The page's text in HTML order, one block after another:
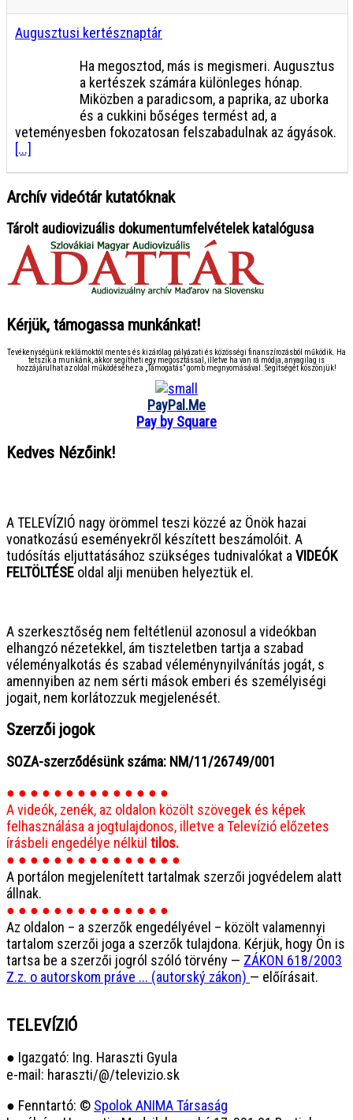
Augusztusi kertésznaptár
Ha megosztod, más is megismeri. Augusztus
a kertészek számára különleges hónap.
Miközben a paradicsom, a paprika, az uborka
és a cukkini bőséges termést ad, a
veteményesben fokozatosan felszabadulnak az ágyások.
[...]
Archív videótár kutatóknak
Tárolt audiovizuális dokumentumfelvételek katalógusa
Kérjük, támogassa munkánkat!
Tevékenységünk reklámoktól mentes és kizárólag pályázati és közösségi finanszírozásból működik. Ha
tetszik a munkánk, akkor segítheti egy megosztással, illetve ha van rá módja, anyagilag is
hozzájárulhat az oldal működéséhez a „Támogatás” gomb megnyomásával. Segítségét köszönjük!
PayPal.Me
Pay by Square
Kedves Nézőink!
A TELEVÍZIÓ nagy örömmel teszi közzé az Önök hazai
vonatkozású eseményekről készített beszámolóit. A
tudósítás eljuttatásához szükséges tudnivalókat a VIDEÓK
FELTÖLTÉSE oldal alji menüben helyeztük el.
A szerkesztőség nem feltétlenül azonosul a videókban
elhangzó nézetekkel, ám tiszteletben tartja a szabad
véleményalkotás és szabad véleménynyilvánítás jogát, s
amennyiben az nem sérti mások emberi és személyiségi
jogait, nem korlátozzuk megjelenését.
Szerzői jogok
SOZA-szerződésünk száma: NM/11/26749/001
● ● ● ● ● ● ● ● ● ● ● ● ● ●
A videók, zenék, az oldalon közölt szövegek és képek
felhasználása a jogtulajdonos, illetve a Televízió előzetes
írásbeli engedélye nélkül tilos.
● ● ● ● ● ● ● ● ● ● ● ● ● ● ●
A portálon megjelenített tartalmak szerzői jogvédelem alatt
állnak.
● ● ● ● ● ● ● ● ● ● ● ● ● ●
Az oldalon – a szerzők engedélyével – közölt valamennyi
tartalom szerzői joga a szerzők tulajdona. Kérjük, hogy Ön is
tartsa be a szerzői jogról szóló törvény — ZÁKON 618/2003
Z.z. o autorskom práve ... (autorský zákon) — előírásait.
TELEVÍZIÓ
● Igazgató: Ing. Haraszti Gyula
e-mail: haraszti/@/televizio.sk
● Fenntartó: © Spolok ANIMA Társaság